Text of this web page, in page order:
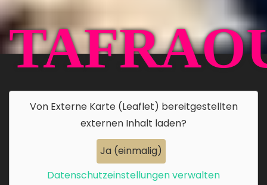
Von Externe Karte (Leaflet) bereitgestellten
externen Inhalt laden?
Ja (einmalig)
Datenschutzeinstellungen verwalten